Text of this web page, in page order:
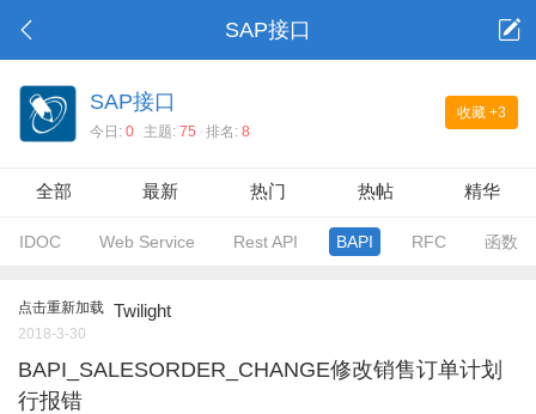
SAP接口
收藏 +3
SAP接口
今日: 0 主题: 75 排名: 8
全部 最新 热门 热帖 精华
IDOC Web Service Rest API BAPI RFC 函数
点击重新加载 Twilight
2018-3-30
BAPI_SALESORDER_CHANGE修改销售订单计划
行报错